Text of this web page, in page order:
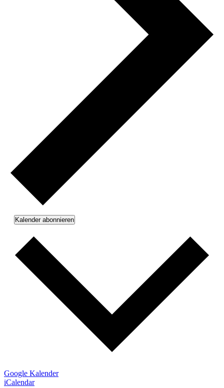
Kalender abonnieren
Google Kalender
iCalendar